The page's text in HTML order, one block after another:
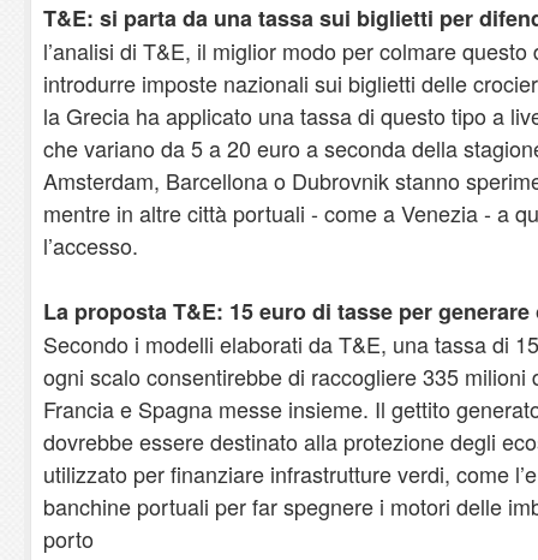
T&E: si parta da una tassa sui biglietti per
l’analisi di T&E, il miglior modo per colmare
introdurre imposte nazionali sui biglietti delle
la Grecia ha applicato una tassa di questo tipo a
che variano da 5 a 20 euro a seconda della
Amsterdam, Barcellona o Dubrovnik stanno
mentre in altre città portuali - come a Venezia - a
l’accesso.
La proposta T&E: 15 euro di tasse per
Secondo i modelli elaborati da T&E, una tassa di
ogni scalo consentirebbe di raccogliere 335 milioni
Francia e Spagna messe insieme. Il gettito
dovrebbe essere destinato alla protezione degli
utilizzato per finanziare infrastrutture verdi, come
banchine portuali per far spegnere i motori delle
porto